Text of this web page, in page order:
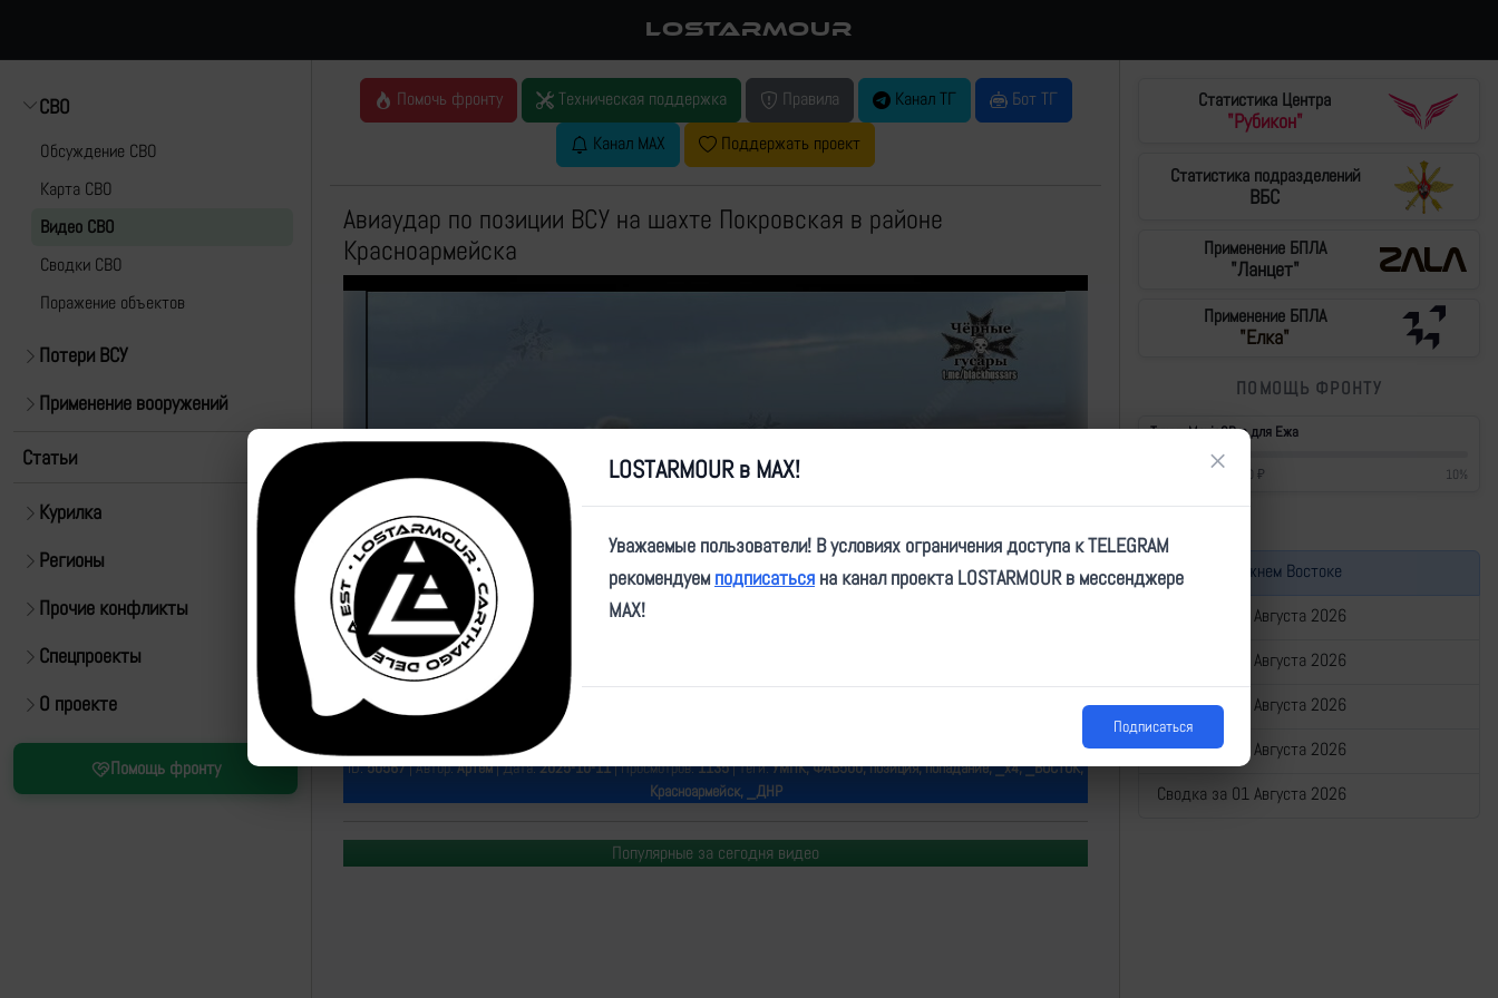
LOSTARMOUR
СВО
Обсуждение СВО
Карта СВО
Видео СВО
Cводки СВО
Поражение объектов
Потери ВСУ
Применение вооружений
Статьи
Курилка
Регионы
Прочие конфликты
Спецпроекты
О проекте
Помощь фронту
Помочь фронту Техническая поддержка Правила Канал ТГ
Бот ТГ
Канал MAX
Поддержать проект
Авиаудар по позиции ВСУ на шахте Покровская в районе
Красноармейска
Play
Video
Источник:https://t.me/blackhussars/5785
ID:50567| Автор:Артем| Дата:2025-10-11| Просмотров:1135| Теги:УМПК, ФАБ500, позиция, попадание, _х4, _ВОСТОК,
Красноармейск, _ДНР
Популярные за сегодня видео
Статистика Центра
"Рубикон"
Статистика подразделений
ВБС
Применение БПЛА
"Ланцет"
Применение БПЛА
"Елка"
ПОМОЩЬ ФРОНТУ
Тушки Mavic3Pro для Ежа
430 000 ₽ 10%
Война на Ближнем Востоке
Сводка за 05 Августа 2026
Сводка за 04 Августа 2026
Сводка за 03 Августа 2026
Сводка за 02 Августа 2026
Сводка за 01 Августа 2026
LOSTARMOUR в MAX! ×
Уважаемые пользователи! В условиях ограничения доступа к TELEGRAM
рекомендуем подписаться на канал проекта LOSTARMOUR в мессенджере
MAX!
Подписаться